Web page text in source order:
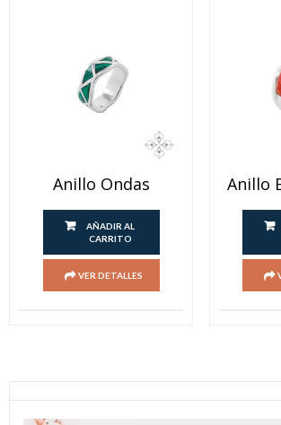
Anillo Ondas
AÑADIR AL
CARRITO
VER DETALLES
Anillo